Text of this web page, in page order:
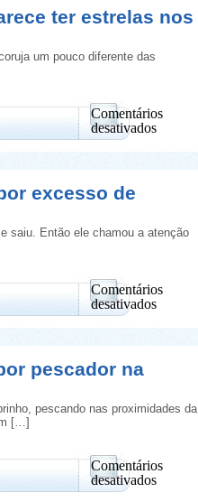
Conheça
essa
super
ter estrelas nos
um pouco diferente das
Comentários
desativados
em
coruja
cega
parece
olhos
excesso de
saiu. Então ele chamou a atenção
Comentários
desativados
em
multa
excesso
de
pescador na
pescando nas proximidades da
[…]
Comentários
desativados
em